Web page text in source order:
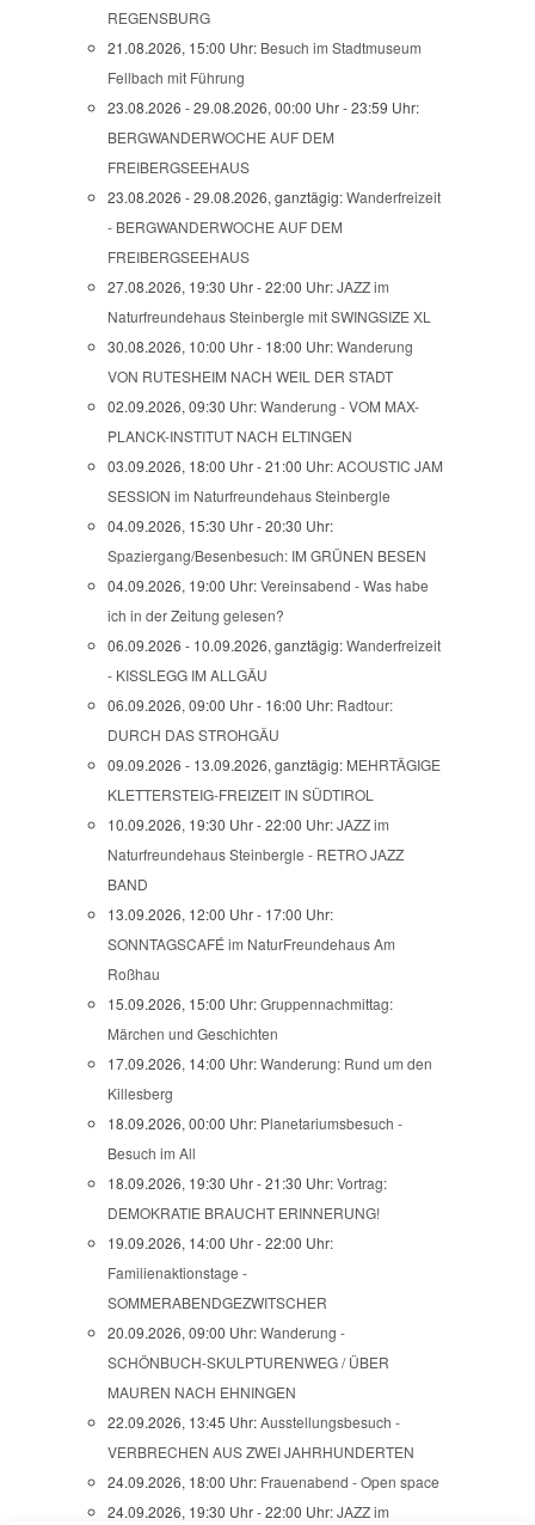
REGENSBURG
21.08.2026, 15:00 Uhr: Besuch im Stadtmuseum
Fellbach mit Führung
23.08.2026 - 29.08.2026, 00:00 Uhr - 23:59 Uhr:
BERGWANDERWOCHE AUF DEM
FREIBERGSEEHAUS
23.08.2026 - 29.08.2026, ganztägig:Wanderfreizeit
- BERGWANDERWOCHE AUF DEM
FREIBERGSEEHAUS
27.08.2026, 19:30 Uhr - 22:00 Uhr:JAZZ im
Naturfreundehaus Steinbergle mit SWINGSIZE XL
30.08.2026, 10:00 Uhr - 18:00 Uhr:Wanderung
VON RUTESHEIM NACH WEIL DER STADT
02.09.2026, 09:30 Uhr:Wanderung - VOM MAX-
PLANCK-INSTITUT NACH ELTINGEN
03.09.2026, 18:00 Uhr - 21:00 Uhr:ACOUSTIC JAM
SESSION im Naturfreundehaus Steinbergle
04.09.2026, 15:30 Uhr - 20:30 Uhr:
Spaziergang/Besenbesuch: IM GRÜNEN BESEN
04.09.2026, 19:00 Uhr:Vereinsabend - Was habe
ich in der Zeitung gelesen?
06.09.2026 - 10.09.2026, ganztägig:Wanderfreizeit
- KISSLEGG IM ALLGÄU
06.09.2026, 09:00 Uhr - 16:00 Uhr: Radtour:
DURCH DAS STROHGÄU
09.09.2026 - 13.09.2026, ganztägig: MEHRTÄGIGE
KLETTERSTEIG-FREIZEIT IN SÜDTIROL
10.09.2026, 19:30 Uhr - 22:00 Uhr:JAZZ im
Naturfreundehaus Steinbergle - RETRO JAZZ
BAND
13.09.2026, 12:00 Uhr - 17:00 Uhr:
SONNTAGSCAFÉ im NaturFreundehaus Am
Roßhau
15.09.2026, 15:00 Uhr:Gruppennachmittag:
Märchen und Geschichten
17.09.2026, 14:00 Uhr:Wanderung: Rund um den
Killesberg
18.09.2026, 00:00 Uhr: Planetariumsbesuch -
Besuch im All
18.09.2026, 19:30 Uhr - 21:30 Uhr:Vortrag:
DEMOKRATIE BRAUCHT ERINNERUNG!
19.09.2026, 14:00 Uhr - 22:00 Uhr:
Familienaktionstage -
SOMMERABENDGEZWITSCHER
20.09.2026, 09:00 Uhr:Wanderung -
SCHÖNBUCH-SKULPTURENWEG / ÜBER
MAUREN NACH EHNINGEN
22.09.2026, 13:45 Uhr:Ausstellungsbesuch -
VERBRECHEN AUS ZWEI JAHRHUNDERTEN
24.09.2026, 18:00 Uhr: Frauenabend - Open space
24.09.2026, 19:30 Uhr - 22:00 Uhr:JAZZ im